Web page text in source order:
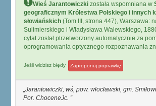
Wieś Jarantowiczki została wspomniana w
geograficznym Królestwa Polskiego i innych
słowiańskich (Tom III, strona 447), Warszawa:
Sulimierskiego i Władysława Walewskiego,
cytat został ptrzetworzony automatycznie za
oprogramowania optycznego rozpoznawania
Jeśli widzisz błędy Zaproponuj poprawkę
Jarantowiczki, wś, pow. włocławski, gm.
Por. ChoceneJc.